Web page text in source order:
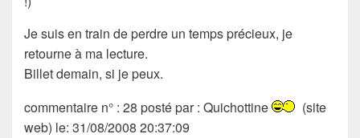
Je suis en train de perdre un temps précieux, je
retourne à ma lecture.
Billet demain, si je peux.
commentaire n° : 28 posté par : Quichottine
(site
web) le: 31/08/2008 20:37:09